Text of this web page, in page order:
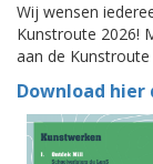
Wij wensen
Kunstroute 2026!
aan de
Download